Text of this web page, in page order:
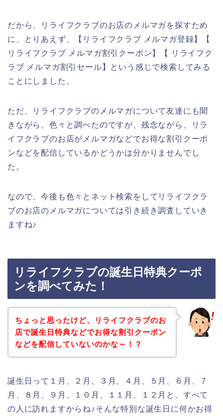
だから、リライフクラブのお店のメルマガを探すため
に、とりあえず、【リライフクラブ メルマガ登録】【
リライフクラブ メルマガ割引クーポン】【 リライフク
ラブ メルマガ割引セール】という感じで検索してみる
ことにしました。
ただ、リライフクラブのメルマガについて友達にも聞
きながら、色々と調べたのですが、残念ながら、リラ
イフクラブのお店がメルマガなどでお得な割引クーポ
ンなどを配信しているかどうかは分かりませんでし
た。
なので、今後も色々とネット検索をしてリライフクラ
ブのお店のメルマガについては引き続き調査していき
ますね♪
リライフクラブの誕生日特典クーポ
ンを調べてみた！
ちょっと思ったけど、リライフクラブのお
店で誕生日特典などでお得な割引クーポン
などを配信していないのかな～！？
誕生日って１月、２月、３月、４月、５月、６月、７
月、８月、９月、１０月、１１月、１２月と、すべて
の人に訪れますからね♪そんな特別な誕生日に何かお得